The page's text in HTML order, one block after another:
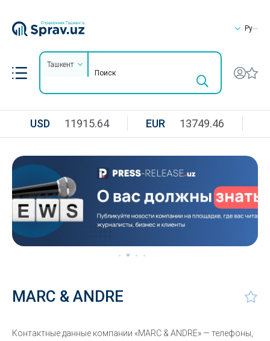
Ру
Ташкент
USD 11915.64 EUR 13749.46
MARC & ANDRE
Контактные данные компании «MARC & ANDRE» — телефоны,